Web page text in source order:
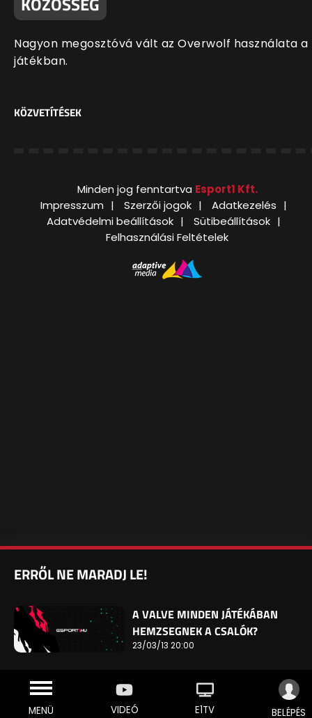
Nagyon megosztóvá vált az Overwolf használata a
játékban.
KÖZVETÍTÉSEK
Minden jog fenntartva Esport1 Kft.
Impresszum
Szerzői jogok
Adatkezelés
Adatvédelmi beállítások
Sütibeállítások
Felhasználási Feltételek
MENÜ VIDEÓ E1TV BELÉPÉS
ERRŐL NE MARADJ LE!
A VALVE MINDEN JÁTÉKÁBAN
HEMZSEGNEK A CSALÓK?
23/03/13 20:00